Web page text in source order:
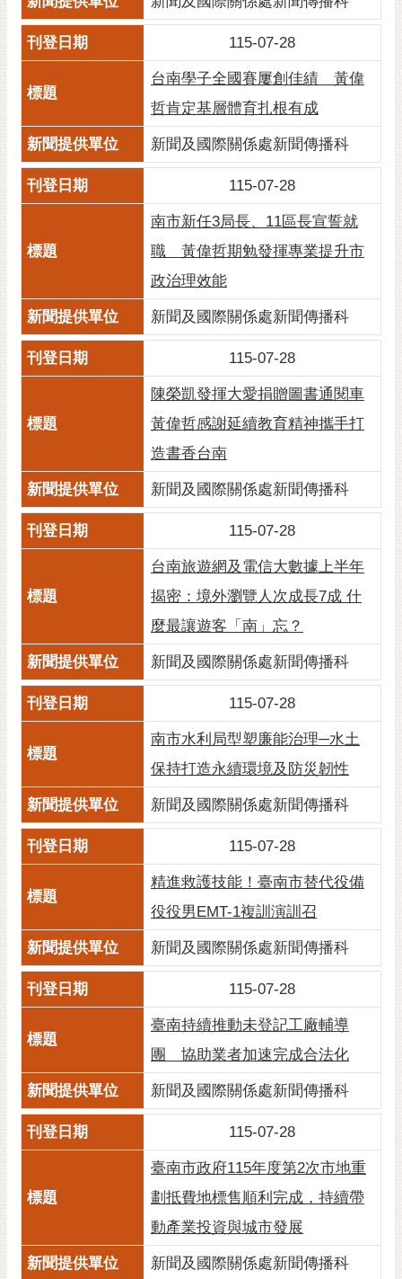
位
置
115-07-28
台南學子全國賽屢創佳績 黃偉
哲肯定基層體育扎根有成
新聞及國際關係處新聞傳播科
115-07-28
南市新任3局長、11區長宣誓就
職 黃偉哲期勉發揮專業提升市
政治理效能
新聞及國際關係處新聞傳播科
115-07-28
陳榮凱發揮大愛捐贈圖書通閱車
黃偉哲感謝延續教育精神攜手打
造書香台南
新聞及國際關係處新聞傳播科
115-07-28
台南旅遊網及電信大數據上半年
揭密：境外瀏覽人次成長7成 什
麼最讓遊客「南」忘？
新聞及國際關係處新聞傳播科
115-07-28
南市水利局型塑廉能治理─水土
保持打造永續環境及防災韌性
新聞及國際關係處新聞傳播科
115-07-28
精進救護技能！臺南市替代役備
役役男EMT-1複訓演訓召
新聞及國際關係處新聞傳播科
115-07-28
臺南持續推動未登記工廠輔導
團 協助業者加速完成合法化
新聞及國際關係處新聞傳播科
115-07-28
臺南市政府115年度第2次市地重
劃抵費地標售順利完成，持續帶
動產業投資與城市發展
新聞及國際關係處新聞傳播科